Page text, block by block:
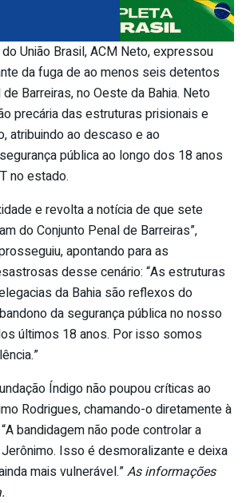
União Brasil, ACM Neto, expressou
da fuga de ao menos seis detentos
Barreiras, no Oeste da Bahia. Neto
precária das estruturas prisionais e
atribuindo ao descaso e ao
pública ao longo dos 18 anos
no estado.
e revolta a notícia de que sete
do Conjunto Penal de Barreiras”,
apontando para as
desse cenário: “As estruturas
da Bahia são reflexos do
da segurança pública no nosso
últimos 18 anos. Por isso somos
Índigo não poupou críticas ao
Rodrigues, chamando-o diretamente à
bandidagem não pode controlar a
Jerônimo. Isso é desmoralizante e deixa
mais vulnerável.”As informações